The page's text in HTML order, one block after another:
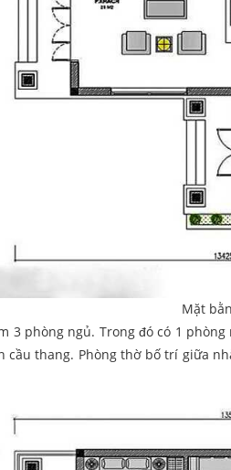
Mặt
3 phòng ngủ. Trong đó có 1
cầu thang. Phòng thờ bố trí giữa